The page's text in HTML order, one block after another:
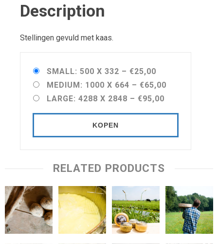
Description
Stellingen gevuld met kaas.
SMALL: 500 X 332 – €25,00
MEDIUM: 1000 X 664 – €65,00
LARGE: 4288 X 2848 – €95,00
KOPEN
RELATED PRODUCTS